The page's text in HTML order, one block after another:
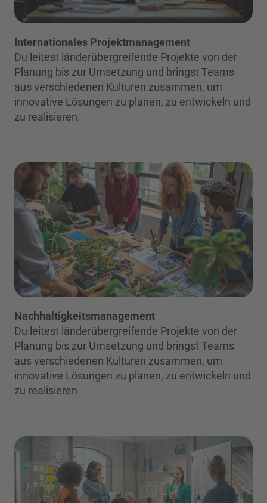
Internationales Projektmanagement
Du leitest länderübergreifende Projekte von der
Planung bis zur Umsetzung und bringst Teams
aus verschiedenen Kulturen zusammen, um
innovative Lösungen zu planen, zu entwickeln und
zu realisieren.
Nachhaltigkeitsmanagement
Du leitest länderübergreifende Projekte von der
Planung bis zur Umsetzung und bringst Teams
aus verschiedenen Kulturen zusammen, um
innovative Lösungen zu planen, zu entwickeln und
zu realisieren.